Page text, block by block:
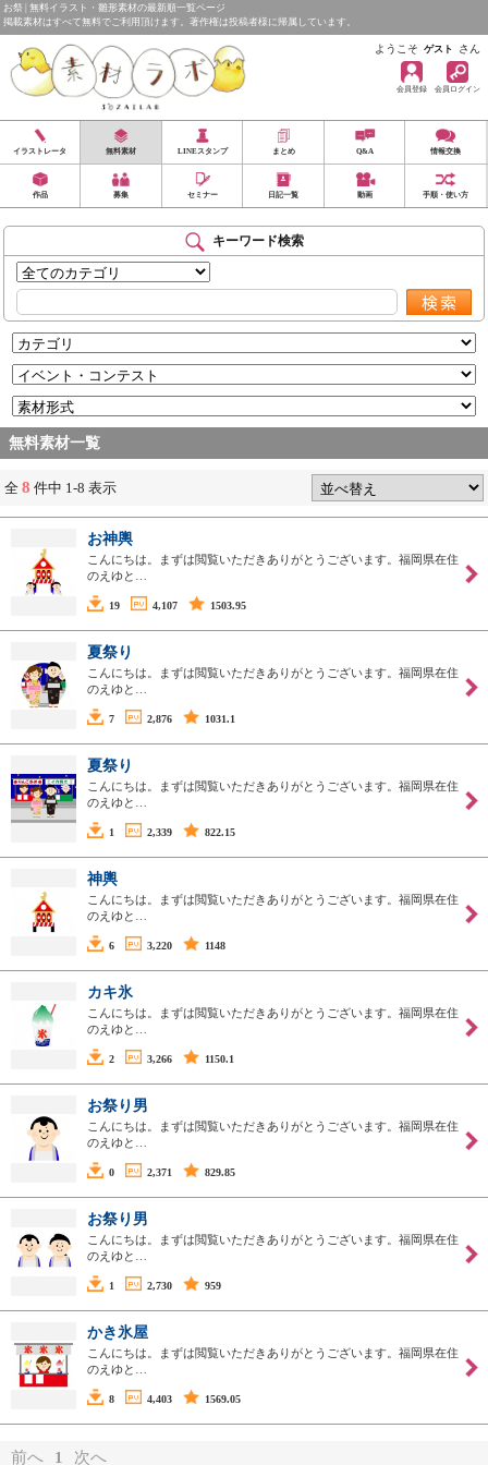
お祭 | 無料イラスト・雛形素材の最新順一覧ページ
掲載素材はすべて無料でご利用頂けます。著作権は投稿者様に帰属しています。
ようこそ ゲスト さん
会員登録 会員ログイン
イラストレータ 無料素材 LINEスタンプ まとめ Q&A 情報交換
作品 募集 セミナー 日記一覧 動画 手順・使い方
キーワード検索
無料素材一覧
全 8 件中 1-8 表示
お神輿
こんにちは。まずは閲覧いただきありがとうございます。福岡県在住
のえゆと…
19 4,107 1503.95
夏祭り
こんにちは。まずは閲覧いただきありがとうございます。福岡県在住
のえゆと…
7 2,876 1031.1
夏祭り
こんにちは。まずは閲覧いただきありがとうございます。福岡県在住
のえゆと…
1 2,339 822.15
神輿
こんにちは。まずは閲覧いただきありがとうございます。福岡県在住
のえゆと…
6 3,220 1148
カキ氷
こんにちは。まずは閲覧いただきありがとうございます。福岡県在住
のえゆと…
2 3,266 1150.1
お祭り男
こんにちは。まずは閲覧いただきありがとうございます。福岡県在住
のえゆと…
0 2,371 829.85
お祭り男
こんにちは。まずは閲覧いただきありがとうございます。福岡県在住
のえゆと…
1 2,730 959
かき氷屋
こんにちは。まずは閲覧いただきありがとうございます。福岡県在住
のえゆと…
8 4,403 1569.05
前へ 1 次へ